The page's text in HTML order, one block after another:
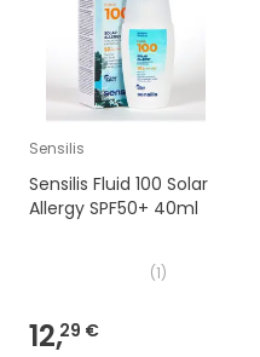
Sensilis
Sensilis Fluid 100 Solar
Allergy SPF50+ 40ml
(1)
12,29 €